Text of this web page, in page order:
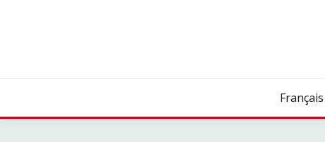
Français